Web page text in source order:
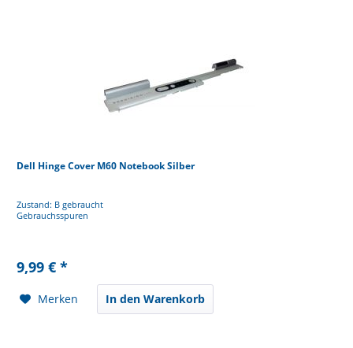
Dell Hinge Cover M60 Notebook Silber
Zustand: B gebraucht
Gebrauchsspuren
9,99 € *
Merken In den Warenkorb